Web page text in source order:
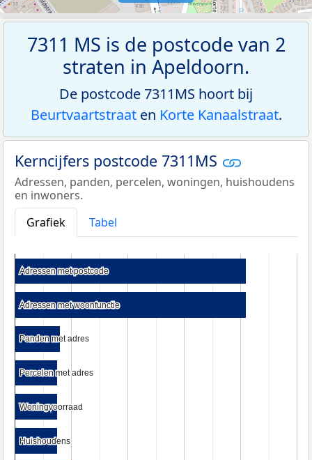
7311 MS is de postcode van 2
straten in Apeldoorn.
De postcode 7311MS hoort bij
Beurtvaartstraaten Korte Kanaalstraat.
Kerncijfers postcode 7311MS
Adressen, panden, percelen, woningen, huishoudens
en inwoners.
Grafiek
Tabel
Adressen met postcode
Adressen met postcode
Adressen met woonfunctie
Adressen met woonfunctie
Panden met adres
Panden met adres
Percelen met adres
Percelen met adres
Woningvoorraad
Woningvoorraad
Huishoudens
Huishoudens